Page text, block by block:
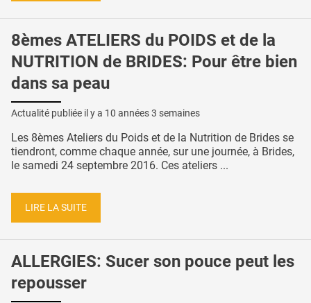
8èmes ATELIERS du POIDS et de la
NUTRITION de BRIDES: Pour être bien
dans sa peau
Actualité publiée il y a 10 années 3 semaines
Les 8èmes Ateliers du Poids et de la Nutrition de Brides se
tiendront, comme chaque année, sur une journée, à Brides,
le samedi 24 septembre 2016. Ces ateliers ...
LIRE LA SUITE
ALLERGIES: Sucer son pouce peut les
repousser